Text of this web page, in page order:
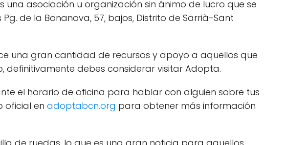
asociación u organización sin ánimo de lucro que se
de la Bonanova, 57, bajos, Distrito de Sarrià-Sant
una gran cantidad de recursos y apoyo a aquellos que
debes considerar visitar Adopta.
el horario de oficina para hablar con alguien sobre tus
oficial en adoptabcn.org para obtener más información